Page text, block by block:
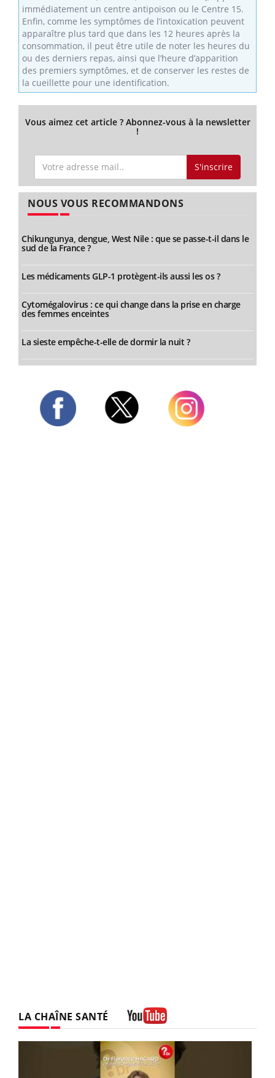
immédiatement un centre antipoison ou le Centre 15.
Enfin, comme les symptômes de l’intoxication peuvent
apparaître plus tard que dans les 12 heures après la
consommation, il peut être utile de noter les heures du
ou des derniers repas, ainsi que l’heure d’apparition
des premiers symptômes, et de conserver les restes de
la cueillette pour une identification.
Vous aimez cet article ? Abonnez-vous à la newsletter
!
S'inscrire
NOUS VOUS RECOMMANDONS
Chikungunya, dengue, West Nile : que se passe-t-il dans le
sud de la France ?
Les médicaments GLP-1 protègent-ils aussi les os ?
Cytomégalovirus : ce qui change dans la prise en charge
des femmes enceintes
La sieste empêche-t-elle de dormir la nuit ?
LA CHAÎNE SANTÉ